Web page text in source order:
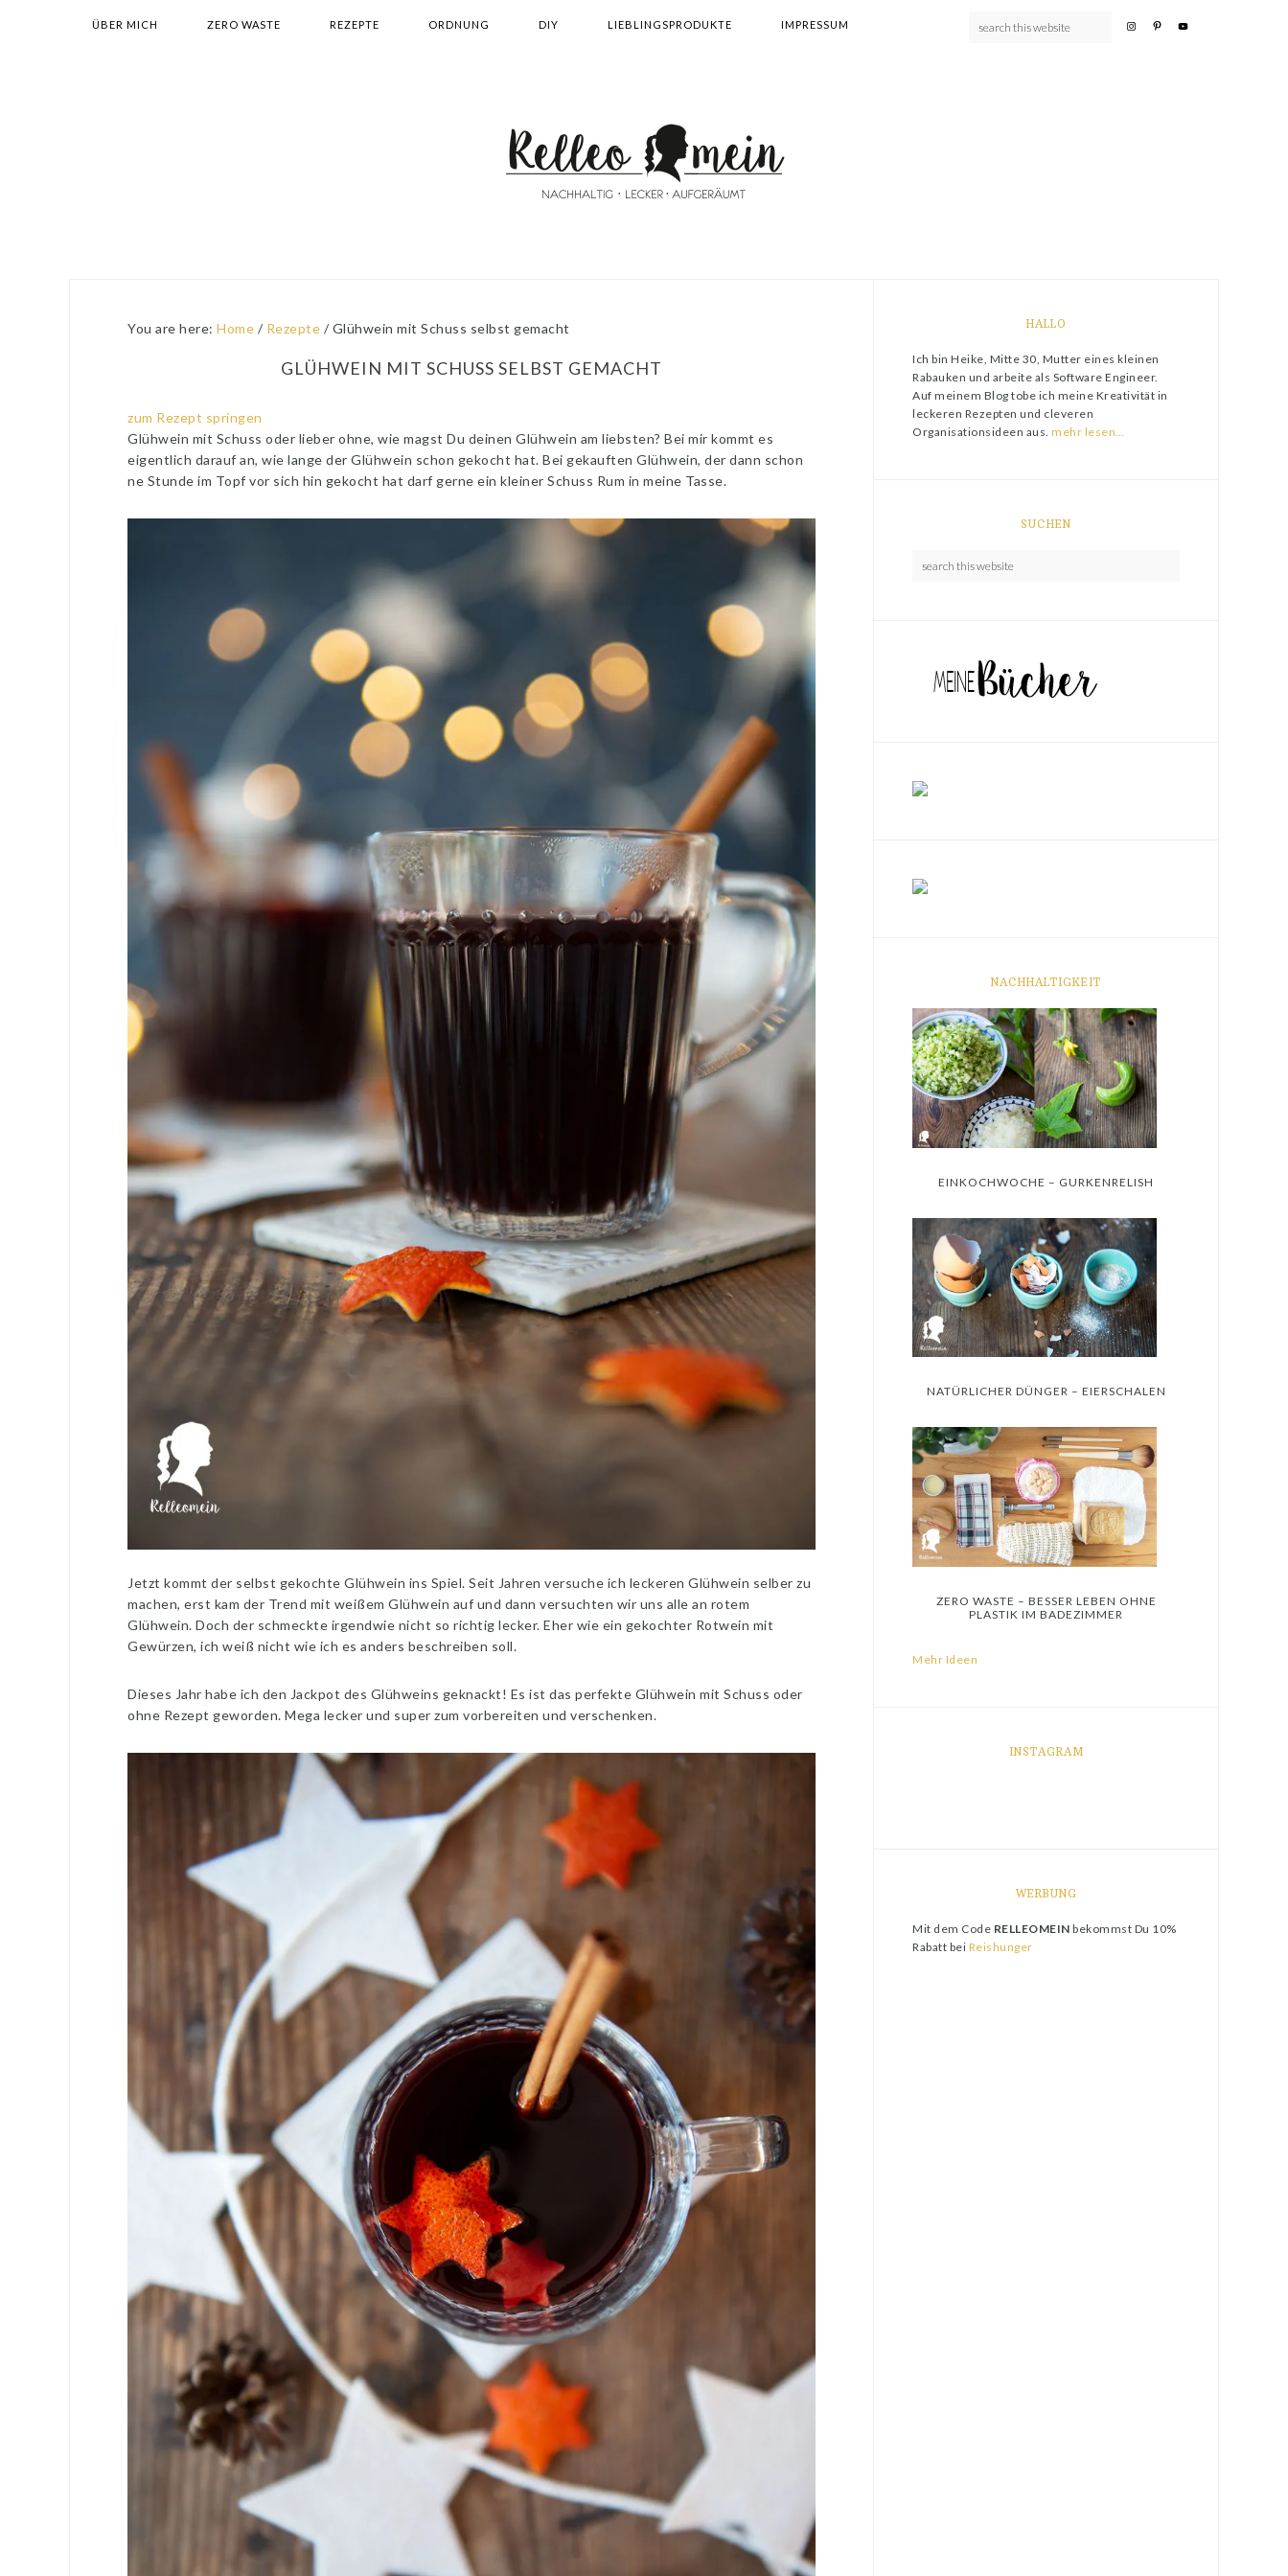
ÜBER MICH ZERO WASTE REZEPTE ORDNUNG DIY LIEBLINGSPRODUKTE IMPRESSUM
You are here: Home / Rezepte / Glühwein mit Schuss selbst gemacht
GLÜHWEIN MIT SCHUSS SELBST GEMACHT
zum Rezept springen
Glühwein mit Schuss oder lieber ohne, wie magst Du deinen Glühwein am liebsten? Bei mir kommt es
eigentlich darauf an, wie lange der Glühwein schon gekocht hat. Bei gekauften Glühwein, der dann schon
ne Stunde im Topf vor sich hin gekocht hat darf gerne ein kleiner Schuss Rum in meine Tasse.
Jetzt kommt der selbst gekochte Glühwein ins Spiel. Seit Jahren versuche ich leckeren Glühwein selber zu
machen, erst kam der Trend mit weißem Glühwein auf und dann versuchten wir uns alle an rotem
Glühwein. Doch der schmeckte irgendwie nicht so richtig lecker. Eher wie ein gekochter Rotwein mit
Gewürzen, ich weiß nicht wie ich es anders beschreiben soll.
Dieses Jahr habe ich den Jackpot des Glühweins geknackt! Es ist das perfekte Glühwein mit Schuss oder
ohne Rezept geworden. Mega lecker und super zum vorbereiten und verschenken.
HALLO
Ich bin Heike, Mitte 30, Mutter eines kleinen
Rabauken und arbeite als Software Engineer.
Auf meinem Blog tobe ich meine Kreativität in
leckeren Rezepten und cleveren
Organisationsideen aus. mehr lesen…
SUCHEN
NACHHALTIGKEIT
EINKOCHWOCHE – GURKENRELISH
NATÜRLICHER DÜNGER – EIERSCHALEN
ZERO WASTE – BESSER LEBEN OHNE
PLASTIK IM BADEZIMMER
Mehr Ideen
INSTAGRAM
WERBUNG
Mit dem Code RELLEOMEIN bekommst Du 10%
Rabatt bei Reishunger